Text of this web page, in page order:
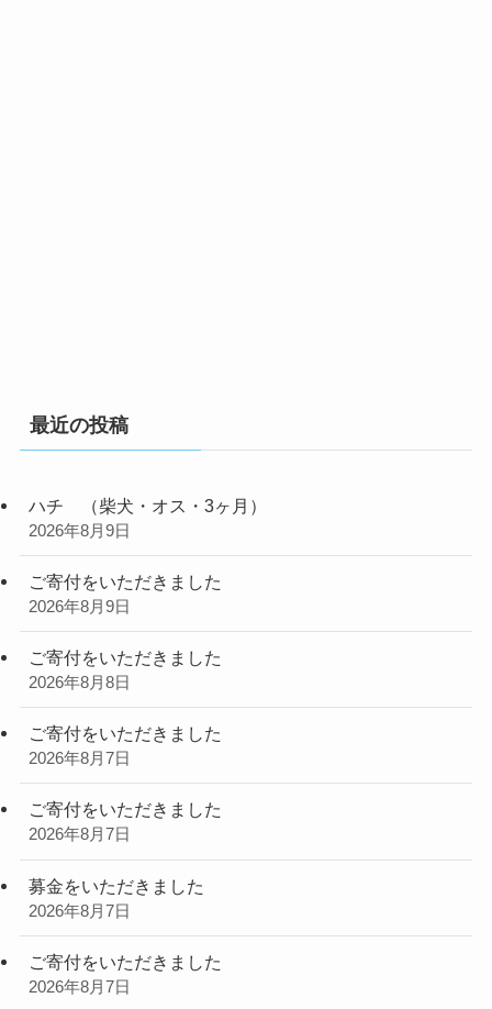
最近の投稿
ハチ （柴犬・オス・3ヶ月）
2026年8月9日
ご寄付をいただきました
2026年8月9日
ご寄付をいただきました
2026年8月8日
ご寄付をいただきました
2026年8月7日
ご寄付をいただきました
2026年8月7日
募金をいただきました
2026年8月7日
ご寄付をいただきました
2026年8月7日